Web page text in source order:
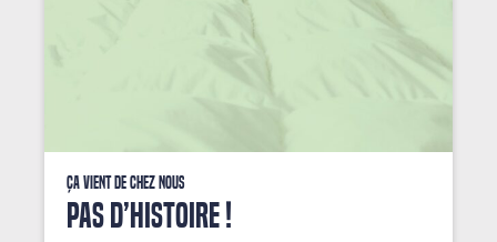
Ça vient de chez nous
PAS D’HISTOIRE !